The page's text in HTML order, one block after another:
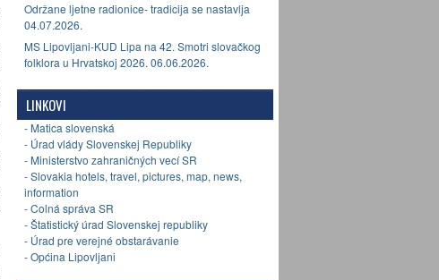
Održane ljetne radionice- tradicija se nastavlja
04.07.2026.
MS Lipovljani-KUD Lipa na 42. Smotri slovačkog
folklora u Hrvatskoj 2026. 06.06.2026.
LINKOVI
- Matica slovenská
- Úrad vlády Slovenskej Republiky
- Ministerstvo zahraničných vecí SR
- Slovakia hotels, travel, pictures, map, news,
information
- Colná správa SR
- Štatistický úrad Slovenskej republiky
- Úrad pre verejné obstarávanie
- Općina Lipovljani